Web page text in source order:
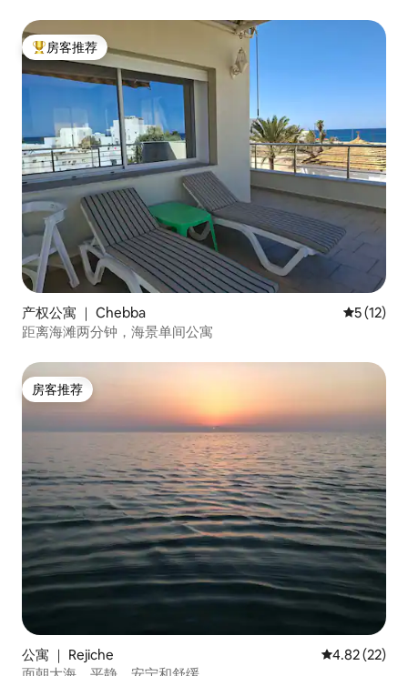
热门「房客推荐」
房客推荐
产权公寓 ｜ Chebba 平均评分
5 (12)
距离海滩两分钟，海景单间公寓
房客推荐
房客推荐
公寓 ｜ Rejiche 平均评分
4.82 (22)